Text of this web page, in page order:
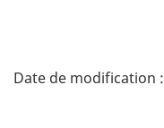
Date de modification :